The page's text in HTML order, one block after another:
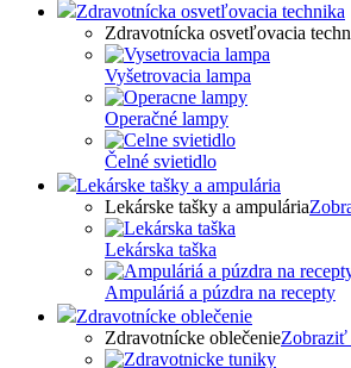
Zdravotnícka osvetľovacia technika
Zdravotnícka osvetľovacia
Vyšetrovacia lampa
Operačné lampy
Čelné svietidlo
Lekárske tašky a ampulária
Lekárske tašky a ampulária
Lekárska taška
Ampuláriá a púzdra na recepty
Zdravotnícke oblečenie
Zdravotnícke oblečenieZobraziť